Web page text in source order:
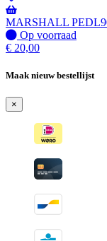
MARSHALL
Op
voorraad
Op voorraad
€ 20,00
Maak nieuw bestellijst
×